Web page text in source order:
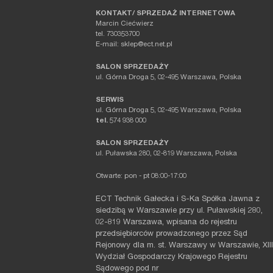
KONTAKT/ SPRZEDAŻ INTERNETOWA
Marcin Ciećwierz
tel. 730353700
E-mail: sklep@ect.net.pl
SALON SPRZEDAŻY
ul. Górna Droga 5, 02-495 Warszawa, Polska
SERWIS
ul. Górna Droga 5, 02-495 Warszawa, Polska
tel. 574 938 000
SALON SPRZEDAŻY
ul. Puławska 280, 02-819 Warszawa, Polska
Otwarte: pon - pt 08:00-17:00
ECT Technik Gałecka i S-Ka Spółka Jawna z
siedzibą w Warszawie przy ul. Puławskiej 280,
02-819 Warszawa, wpisana do rejestru
przedsiębiorców prowadzonego przez Sąd
Rejonowy dla m. st. Warszawy w Warszawie, XIII
Wydział Gospodarczy Krajowego Rejestru
Sądowego pod nr